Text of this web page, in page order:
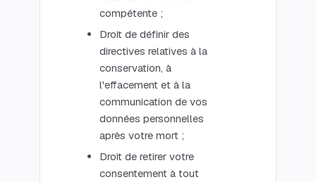
compétente ;
Droit de définir des
directives relatives à la
conservation, à
l'effacement et à la
communication de vos
données personnelles
après votre mort ;
Droit de retirer votre
consentement à tout